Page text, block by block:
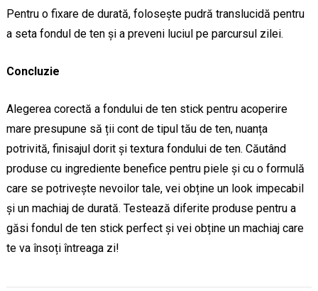
Pentru o fixare de durată, folosește pudră translucidă pentru
a seta fondul de ten și a preveni luciul pe parcursul zilei.
Concluzie
Alegerea corectă a fondului de ten stick pentru acoperire
mare presupune să ții cont de tipul tău de ten, nuanța
potrivită, finisajul dorit și textura fondului de ten. Căutând
produse cu ingrediente benefice pentru piele și cu o formulă
care se potrivește nevoilor tale, vei obține un look impecabil
și un machiaj de durată. Testează diferite produse pentru a
găsi fondul de ten stick perfect și vei obține un machiaj care
te va însoți întreaga zi!